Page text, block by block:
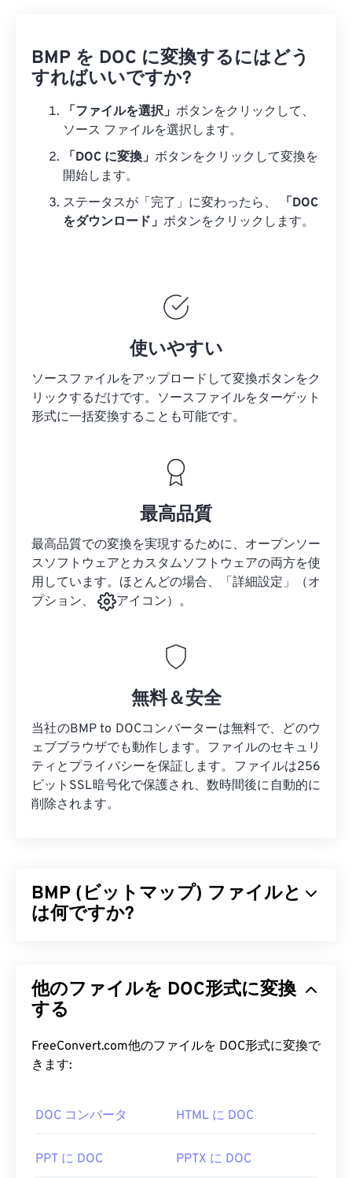
BMP を DOC に変換するにはどう
すればいいですか?
「ファイルを選択」 ボタンをクリックして、
ソース ファイルを選択します。
「DOC に変換」 ボタンをクリックして変換を
開始します。
ステータスが「完了」に変わったら、
「DOC
をダウンロード」 ボタンをクリックします。
使いやすい
ソースファイルをアップロードして変換ボタンをク
リックするだけです。 ソースファイルをターゲット
形式に一括変換することも可能です。
最高品質
最高品質での変換を実現するために、オープンソー
スソフトウェアとカスタムソフトウェアの両方を使
用しています。ほとんどの場合、「詳細設定」（オ
プション、
アイコン）。
無料＆安全
当社のBMP to DOCコンバーターは無料で、どのウ
ェブブラウザでも動作します。ファイルのセキュリ
ティとプライバシーを保証します。ファイルは256
ビットSSL暗号化で保護され、数時間後に自動的に
削除されます。
BMP (ビットマップ) ファイルと
は何ですか?
ます。BMPは、 ラスターグラフィックスと呼ばれ
るドットマトリックスデータ構造を採用しており、
ジタル出版に使用されます。ただし、圧縮されてい
ないため、BMPファイルは通常、サイズが大きく
BMP ファイルを開くにはどうすれ
他のファイルを DOC形式に変換
する
FreeConvert.com他のファイルを DOC形式に変換で
きます:
DOC コンバータ HTML に DOC
PPT に DOC PPTX に DOC